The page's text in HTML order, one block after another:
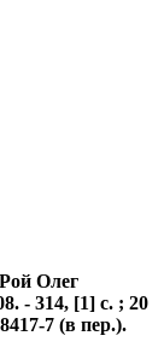
Олег
- 314, [1] с. ; 20
7 (в пер.).